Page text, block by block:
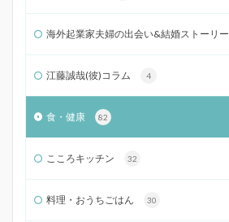
海外起業家夫婦の出会い&結婚ストーリー
江藤誠哉(彼)コラム 4
食・健康 82
こころキッチン 32
料理・おうちごはん 30